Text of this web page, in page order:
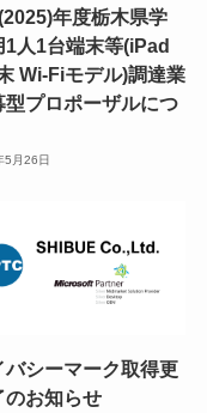
年度栃木県学
1人1台端末等(iPad
Wi-Fiモデル)調達業
型プロポーザルにつ
5月26日
バシーマーク取得更
のお知らせ